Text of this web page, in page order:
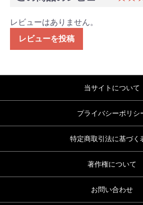
レビューはありません。
レビューを投稿
当サイトについて
プライバシーポリシ
特定商取引法に基づく
著作権について
お問い合わせ